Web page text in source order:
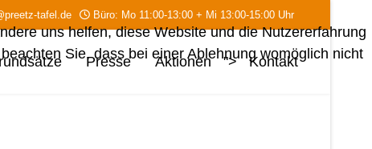
tafel.de Büro: Mo 11:00-13:00 + Mi 13:00-15:00 Uhr
Presse Aktionen "> Kontakt
uns helfen, diese Website und die Nutzererfahrung
Sie, dass bei einer Ablehnung womöglich nicht